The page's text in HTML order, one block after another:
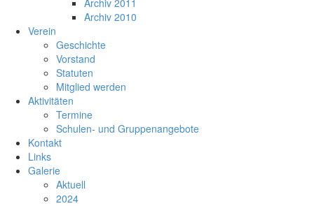
Archiv 2011
Archiv 2010
Verein
Geschichte
Vorstand
Statuten
Mitglied werden
Aktivitäten
Termine
Schulen- und Gruppenangebote
Kontakt
Links
Galerie
Aktuell
2024